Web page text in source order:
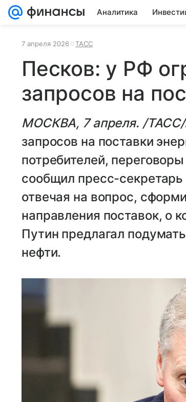
Аналитика
7 апреля 2026 ТАСС
Песков: у РФ
запросов на
МОСКВА, 7 апреля. /
запросов на поставки
потребителей,
сообщил пресс-
отвечая на вопрос,
направления поставок, о
Путин предлагал
нефти.